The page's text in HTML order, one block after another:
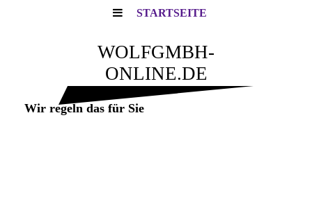
STARTSEITE
WOLFGMBH-
ONLINE.DE
Wir regeln das für Sie